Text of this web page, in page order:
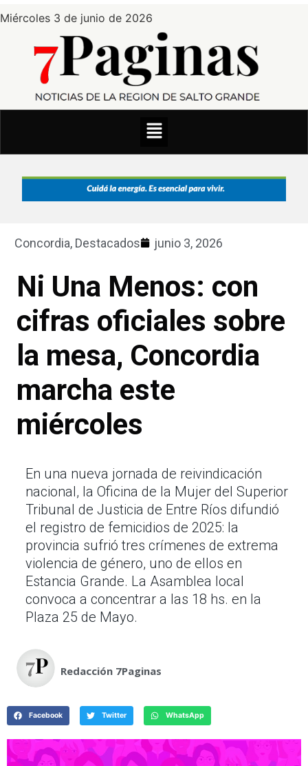
Miércoles 3 de junio de 2026
Concordia, Destacados junio 3, 2026
Ni Una Menos: con
cifras oficiales sobre
la mesa, Concordia
marcha este
miércoles
En una nueva jornada de reivindicación
nacional, la Oficina de la Mujer del Superior
Tribunal de Justicia de Entre Ríos difundió
el registro de femicidios de 2025: la
provincia sufrió tres crímenes de extrema
violencia de género, uno de ellos en
Estancia Grande. La Asamblea local
convoca a concentrar a las 18 hs. en la
Plaza 25 de Mayo.
Redacción 7Paginas
Facebook Twitter WhatsApp